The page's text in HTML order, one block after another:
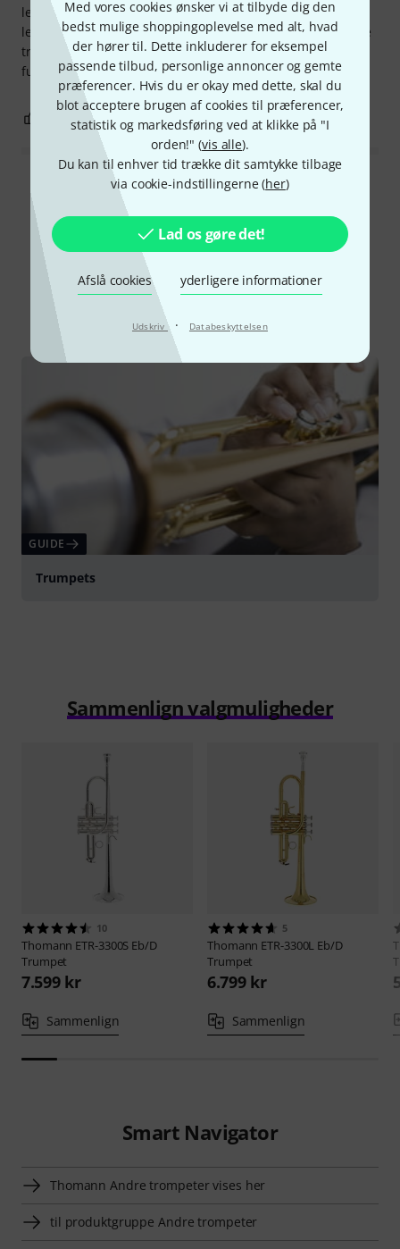
Med vores cookies ønsker vi at tilbyde dig den
bedst mulige shoppingoplevelse med alt, hvad
der hører til. Dette inkluderer for eksempel
passende tilbud, personlige annoncer og gemte
præferencer. Hvis du er okay med dette, skal du
blot acceptere brugen af cookies til præferencer,
statistik og markedsføring ved at klikke på "I
orden!" (vis alle).
Du kan til enhver tid trække dit samtykke tilbage
via cookie-indstillingerne (her)
Lad os gøre det!
Afslå cookies yderligere informationer
Udskriv · Databeskyttelsen
lejligheder. Jeg kan ikke særlig godt lide den smalle
leadpipe; mundstykkerne sidder ikke så dybt som på andre
trompeter – men det er ikke et problem, og indtil videre
fungerer det godt.
0 ANMELD BEDØMMELSE
Læs alle anmeldelser
Vidste du?
Alle
GUIDE
Trumpets
Sammenlign valgmuligheder
10
Thomann ETR-3300S Eb/D
Trumpet
7.599 kr
Sammenlign
5
Thomann ETR-3300L Eb/D
Trumpet
6.799 kr
Sammenlign
Smart Navigator
Thomann Andre trompeter vises her
til produktgruppe Andre trompeter